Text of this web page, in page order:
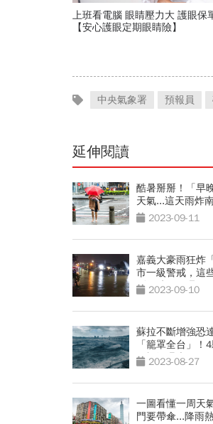
上班看電腦 眼睛壓力大 護眼保
【安心護眼定期眼睛險】
中央氣象署 預報員
延伸閱讀
酷暑掰掰！「早
天氣...這天雨炸
2023-09-11
嘉義大豪雨狂炸
市一級警戒，這
到何時？下週天
2023-09-10
蘇拉不斷增強恐
「籠罩全台」！
氣概況曝光
2023-08-27
一圖看懂一周天
門要帶傘...降雨